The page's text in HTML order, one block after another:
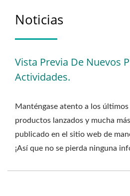
Noticias
Vista Previa De Nuevos
Actividades.
Manténgase atento a los
productos lanzados y mucha
publicado en el sitio web de
¡Así que no se pierda ninguna